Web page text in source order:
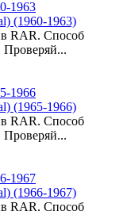
(1960-1963)
RAR. Способ
Проверяй...
(1965-1966)
RAR. Способ
Проверяй...
(1966-1967)
RAR. Способ